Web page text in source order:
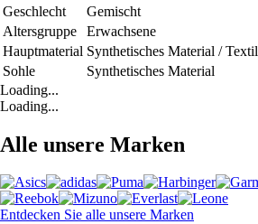
Geschlecht
Gemischt
Altersgruppe
Erwachsene
Hauptmaterial Synthetisches Material / Textil
Sohle
Synthetisches Material
Loading...
Loading...
Alle unsere Marken
Entdecken Sie alle unsere Marken